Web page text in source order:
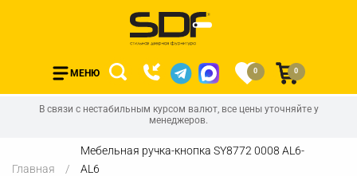
МЕНЮ 0 0
В связи с нестабильным курсом валют, все цены уточняйте у
менеджеров.
Главная
Мебельная ручка-кнопка SY8772 0008 AL6-
AL6